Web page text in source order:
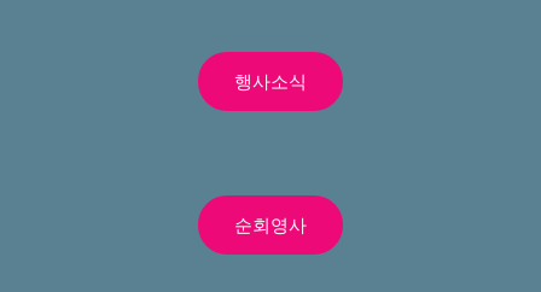
행사소식
순회영사